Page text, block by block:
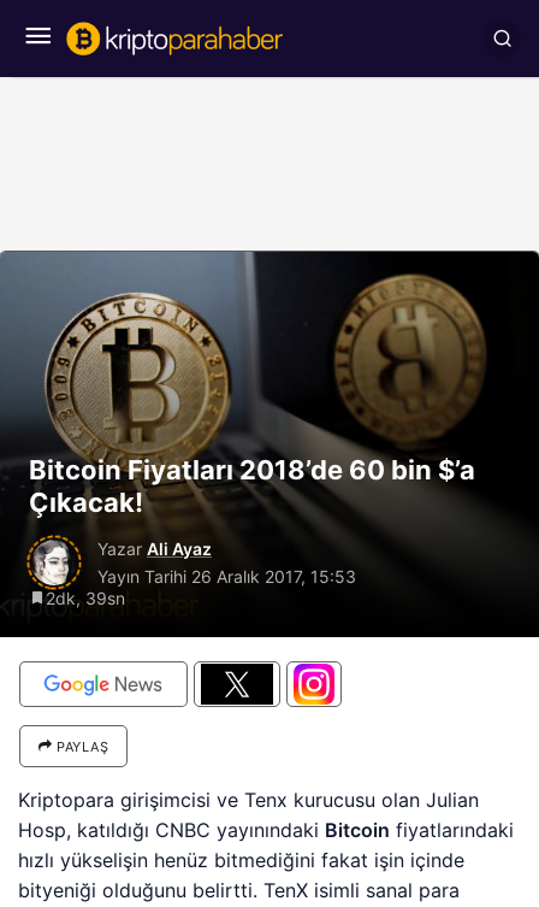
Bitcoin Fiyatları 2018’de 60 bin $’a
Çıkacak!
Yazar Ali Ayaz
Yayın Tarihi 26 Aralık 2017, 15:53
2dk, 39sn
PAYLAŞ
Kriptopara girişimcisi ve Tenx kurucusu olan Julian
Hosp, katıldığı CNBC yayınındaki Bitcoin fiyatlarındaki
hızlı yükselişin henüz bitmediğini fakat işin içinde
bityeniği olduğunu belirtti. TenX isimli sanal para